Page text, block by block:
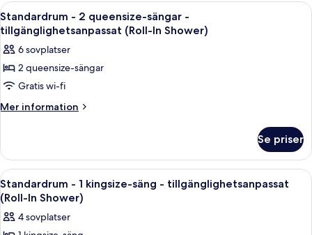
tillgänglighetsanpassat
-
hörn
(Roll-
In
1
kingsize-
säng
-
tillgänglighetsanpassat
hörn
(Roll-
In
Öppna
alla
foton
för
Standardrum
-
2
-
tillgänglighetsanpassat
(Roll-
In
Shower)
Ett hotellrum med en soffa, en säng,
10
Standardrum - 2 queensize-sängar -
tillgänglighetsanpassat (Roll-In Shower)
6 sovplatser
2 queensize-sängar
Gratis wi-fi
Mer information
Mer
-
queensize-
sängar
-
tillgänglighetsanpassat
(Roll-
Se priser
Öppna
alla
foton
för
Ett hotellrum med en soffa, en
8
Standardrum - 1 kingsize-säng - tillgänglighetsanpassat
(Roll-In Shower)
4 sovplatser